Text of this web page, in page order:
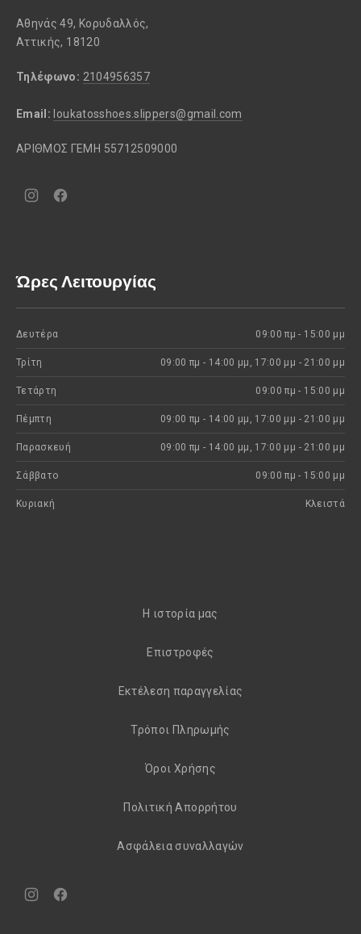
Αθηνάς 49, Κορυδαλλός,
Αττικής, 18120
Τηλέφωνο: 2104956357
Email: loukatosshoes.slippers@gmail.com
ΑΡΙΘΜΟΣ ΓΕΜΗ 55712509000
Νέο
Νέο
Ώρες Λειτουργίας
Δευτέρα 09:00 πμ - 15:00 μμ
Τρίτη 09:00 πμ - 14:00 μμ, 17:00 μμ - 21:00 μμ
Τετάρτη 09:00 πμ - 15:00 μμ
Πέμπτη 09:00 πμ - 14:00 μμ, 17:00 μμ - 21:00 μμ
Παρασκευή 09:00 πμ - 14:00 μμ, 17:00 μμ - 21:00 μμ
Σάββατο 09:00 πμ - 15:00 μμ
Κυριακή Kλειστά
H ιστορία μας
Eπιστροφές
Εκτέλεση παραγγελίας
Τρόποι Πληρωμής
Όροι Χρήσης
Πολιτική Απορρήτου
Aσφάλεια συναλλαγών
Νέο
Νέο